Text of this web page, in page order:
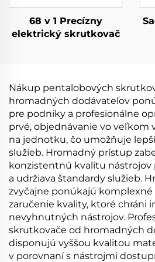
68 v 1 Precízny
elektrický skrutkovač
Nákup pentalobových
hromadných dodávateľov
pre podniky a profesionálne
prvé, objednávanie vo veľkom
na jednotku, čo umožňuje
služieb. Hromadný prístup
konzistentnú kvalitu nástrojov
a udržiava štandardy služieb.
zvyčajne ponúkajú komplexné
zaručenie kvality, ktoré chráni
nevyhnutných nástrojov.
skrutkovače od hromadných
disponujú vyššou kvalitou
v porovnaní s nástrojmi